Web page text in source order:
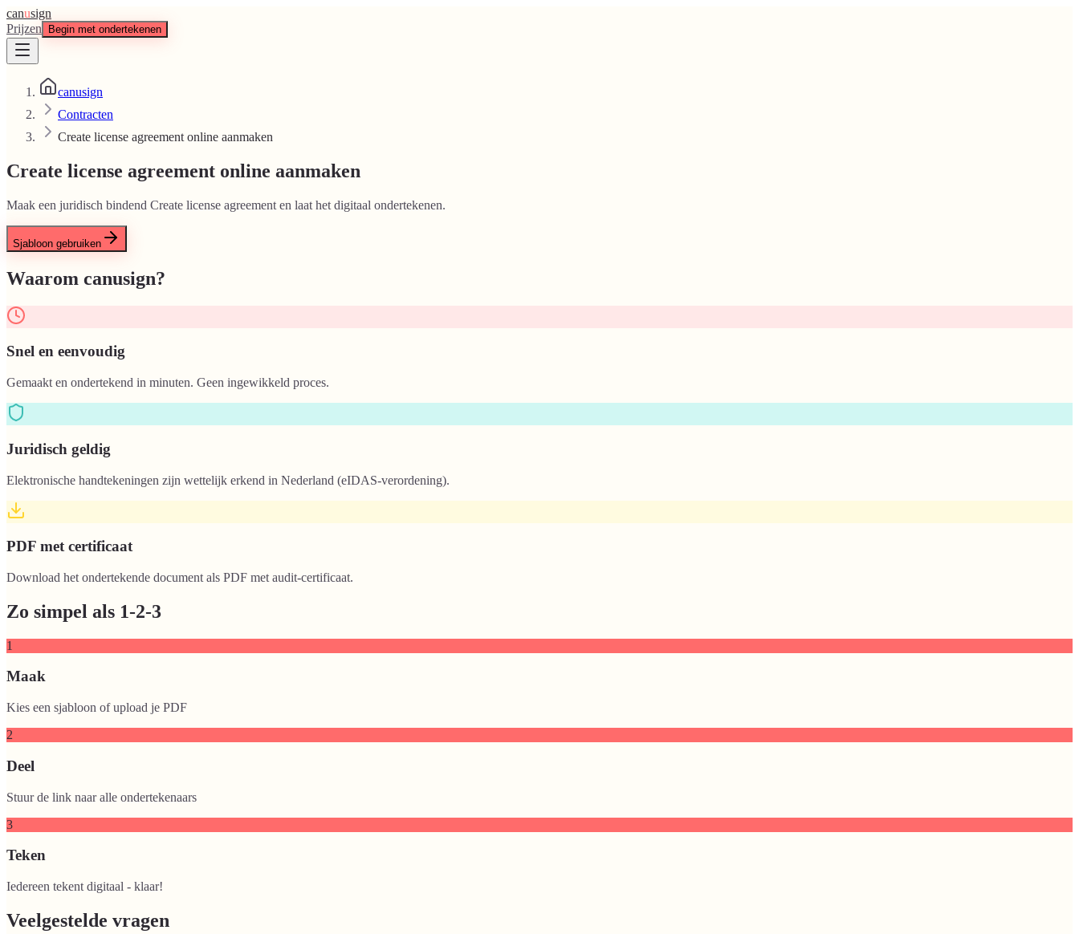
canusign
Prijzen
Begin met ondertekenen
canusign
Contracten
Create license agreement online aanmaken
Create license agreement online aanmaken
Maak een juridisch bindend Create license agreement en laat het digitaal ondertekenen.
Sjabloon gebruiken
Waarom canusign?
Snel en eenvoudig
Gemaakt en ondertekend in minuten. Geen ingewikkeld proces.
Juridisch geldig
Elektronische handtekeningen zijn wettelijk erkend in Nederland (eIDAS-verordening).
PDF met certificaat
Download het ondertekende document als PDF met audit-certificaat.
Zo simpel als 1-2-3
1
Maak
Kies een sjabloon of upload je PDF
2
Deel
Stuur de link naar alle ondertekenaars
3
Teken
Iedereen tekent digitaal - klaar!
Veelgestelde vragen